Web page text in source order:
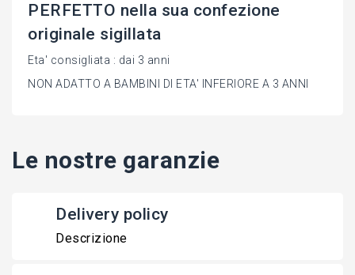
PERFETTO nella sua confezione
originale sigillata
Eta' consigliata : dai 3 anni
NON ADATTO A BAMBINI DI ETA' INFERIORE A 3 ANNI
Le nostre garanzie
Delivery policy
Descrizione